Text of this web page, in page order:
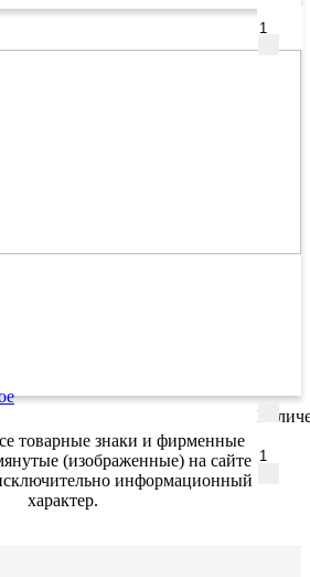
товарные знаки и фирменные
(изображенные) на сайте
информационный
характер.